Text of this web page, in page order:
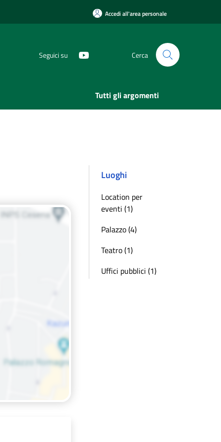
Accedi all'area personale
Seguici su Cerca
Tutti gli argomenti
Luoghi
Location per
eventi (1)
Palazzo (4)
Teatro (1)
Uffici pubblici (1)